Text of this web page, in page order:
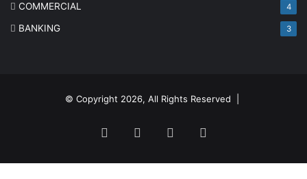
COMMERCIAL 4
BANKING 3
© Copyright 2026, All Rights Reserved |
FacebookTwitter YouTube